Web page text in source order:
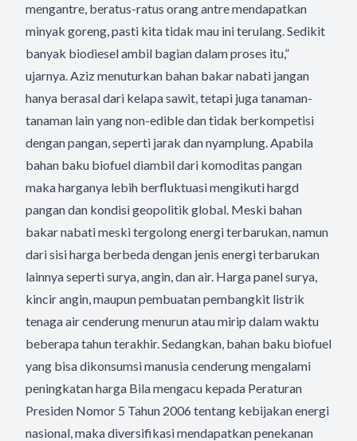
mengantre, beratus-ratus orang antre mendapatkan
minyak goreng, pasti kita tidak mau ini terulang. Sedikit
banyak biodiesel ambil bagian dalam proses itu,”
ujarnya. Aziz menuturkan bahan bakar nabati jangan
hanya berasal dari kelapa sawit, tetapi juga tanaman-
tanaman lain yang non-edible dan tidak berkompetisi
dengan pangan, seperti jarak dan nyamplung. Apabila
bahan baku biofuel diambil dari komoditas pangan
maka harganya lebih berfluktuasi mengikuti hargd
pangan dan kondisi geopolitik global. Meski bahan
bakar nabati meski tergolong energi terbarukan, namun
dari sisi harga berbeda dengan jenis energi terbarukan
lainnya seperti surya, angin, dan air. Harga panel surya,
kincir angin, maupun pembuatan pembangkit listrik
tenaga air cenderung menurun atau mirip dalam waktu
beberapa tahun terakhir. Sedangkan, bahan baku biofuel
yang bisa dikonsumsi manusia cenderung mengalami
peningkatan harga Bila mengacu kepada Peraturan
Presiden Nomor 5 Tahun 2006 tentang kebijakan energi
nasional, maka diversifikasi mendapatkan penekanan